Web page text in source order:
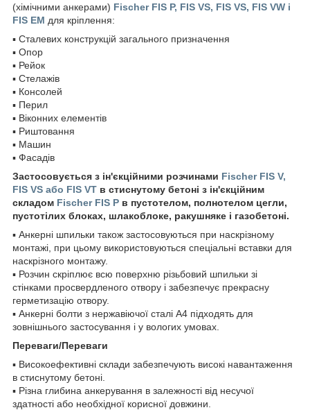
(хімічними анкерами) Fischer FIS P, FIS VS, FIS VS, FIS VW і
FIS EM для кріплення:
▪ Сталевих конструкцій загального призначення
▪ Опор
▪ Рейок
▪ Стелажів
▪ Консолей
▪ Перил
▪ Віконних елементів
▪ Риштовання
▪ Машин
▪ Фасадів
Застосовується з ін'єкційними розчинами Fischer FIS V,
FIS VS або FIS VT в стиснутому бетоні з ін'єкційним
складом Fischer FIS P в пустотелом, полнотелом цегли,
пустотілих блоках, шлакоблоке, ракушняке і газобетоні.
▪ Анкерні шпильки також застосовуються при наскрізному
монтажі, при цьому використовуються спеціальні вставки для
наскрізного монтажу.
▪ Розчин скріплює всю поверхню різьбовий шпильки зі
стінками просвердленого отвору і забезпечує прекрасну
герметизацію отвору.
▪ Анкерні болти з нержавіючої сталі A4 підходять для
зовнішнього застосування і у вологих умовах.
Переваги/Переваги
▪ Високоефективні склади забезпечують високі навантаження
в стиснутому бетоні.
▪ Різна глибина анкерування в залежності від несучої
здатності або необхідної корисної довжини.